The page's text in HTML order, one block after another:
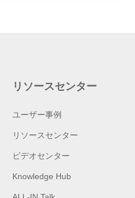
リソースセンター
ユーザー事例
リソースセンター
ビデオセンター
Knowledge Hub